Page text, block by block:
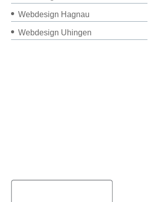
Webdesign Hagnau
Webdesign Uhingen